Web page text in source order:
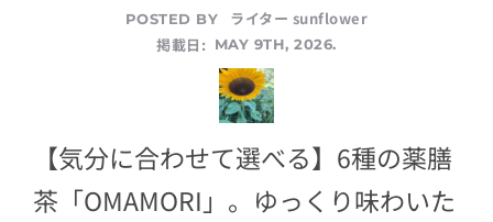
POSTED BY
ライター sunflower
掲載日:
MAY 9TH, 2026.
【気分に合わせて選べる】6種の薬膳
茶「OMAMORI」。ゆっくり味わいた